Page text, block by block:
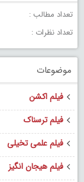
تعداد مطالب :
تعداد نظرات :
موضوعات
فیلم اکشن
فیلم ترسناک
فیلم علمی تخیلی
فیلم هیجان انگیز